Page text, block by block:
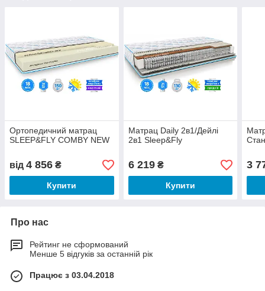
Ортопедичний матрац
SLEEP&FLY COMBY NEW
від 4 856 ₴
Купити
Матрац Daily 2в1/Дейлі
2в1 Sleep&Fly
6 219₴
Купити
3
Про нас
Рейтинг не сформований
Менше 5 відгуків за останній рік
Працює з 03.04.2018